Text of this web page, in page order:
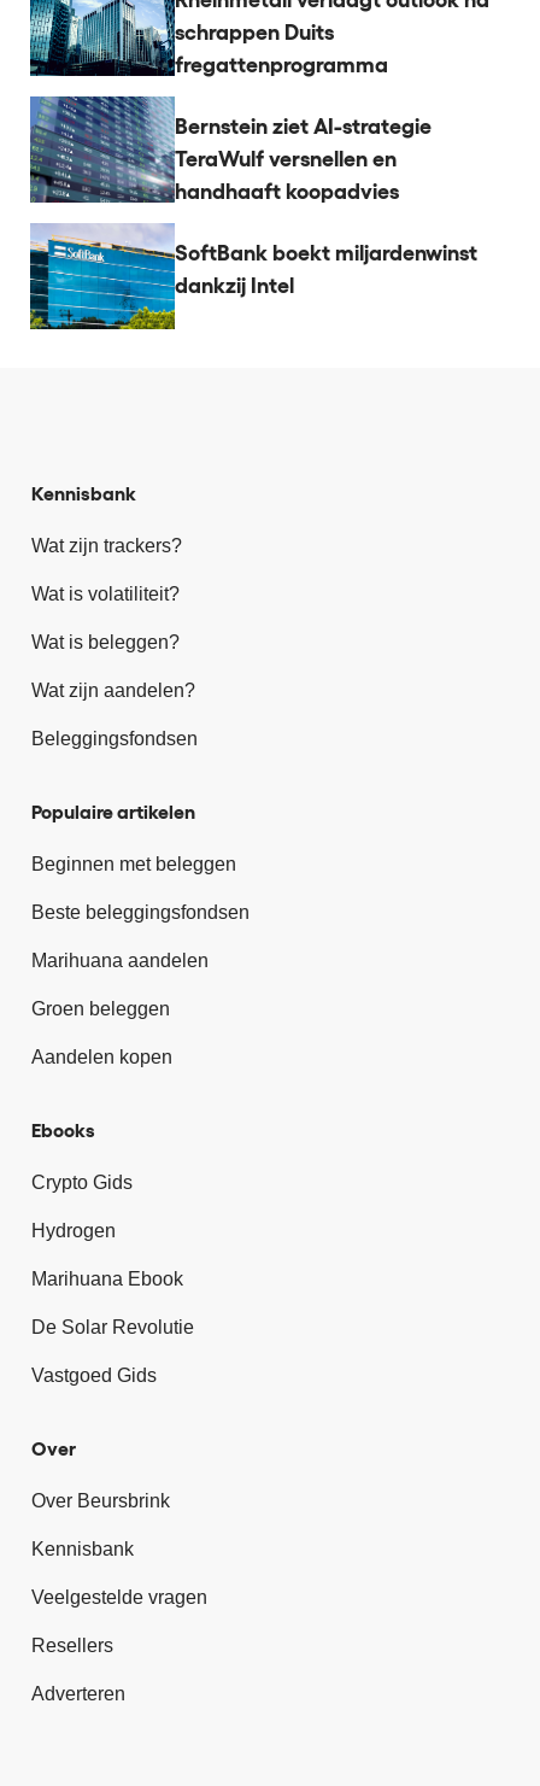
schrappen Duits
fregattenprogramma
Bernstein ziet AI-strategie
TeraWulf versnellen en
handhaaft koopadvies
SoftBank boekt miljardenwinst
dankzij Intel
Kennisbank
Wat zijn trackers?
Wat is volatiliteit?
Wat is beleggen?
Wat zijn aandelen?
Beleggingsfondsen
Populaire artikelen
Beginnen met beleggen
Beste beleggingsfondsen
Marihuana aandelen
Groen beleggen
Aandelen kopen
Ebooks
Crypto Gids
Hydrogen
Marihuana Ebook
De Solar Revolutie
Vastgoed Gids
Over
Over Beursbrink
Kennisbank
Veelgestelde vragen
Resellers
Adverteren